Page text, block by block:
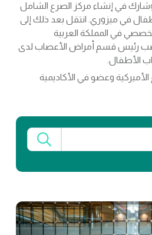
في إنشاء مركز الصرع الشامل
في ميزوري. انتقل بعد ذلك إلى
في المملكة العربية
رئيس قسم أمراض الأعصاب لدى
الأطفال.
وعضو في الأكاديمية